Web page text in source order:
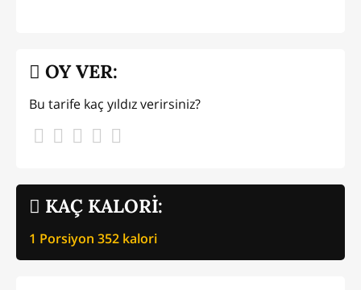
KAÇ KALORİ:
1 Porsiyon 352 kalori
OY VER:
Bu tarife kaç yıldız verirsiniz?